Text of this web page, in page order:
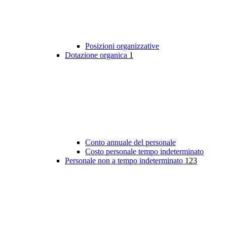
Posizioni organizzative
Dotazione organica 1
Conto annuale del personale
Costo personale tempo indeterminato
Personale non a tempo indeterminato 123